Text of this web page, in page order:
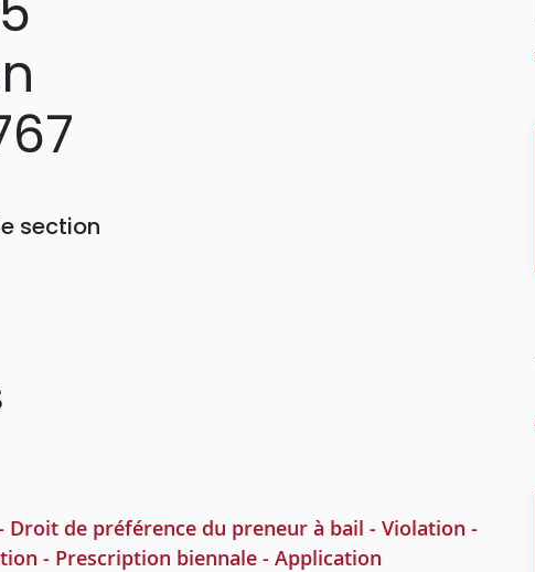
section
Droit de préférence du preneur à bail - Violation -
- Prescription biennale - Application